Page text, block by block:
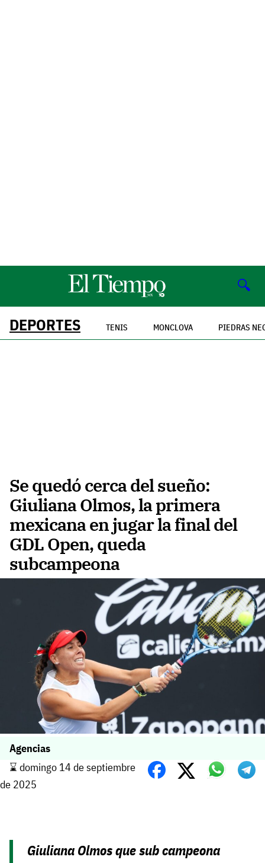
🔍
DEPORTES TENIS MONCLOVA PIEDRAS
Se quedó cerca del sueño:
Giuliana Olmos, la primera
mexicana en jugar la final del
GDL Open, queda
subcampeona
Agencias
⌛️ domingo 14 de septiembre
de 2025
Giuliana Olmos que sub campeona